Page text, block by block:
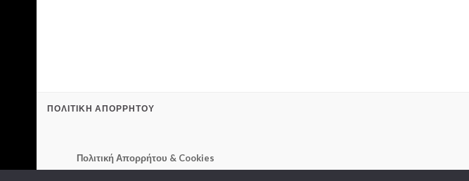
ΠΟΛΙΤΙΚΉ ΑΠΟΡΡΉΤΟΥ
Πολιτική Απορρήτου & Cookies